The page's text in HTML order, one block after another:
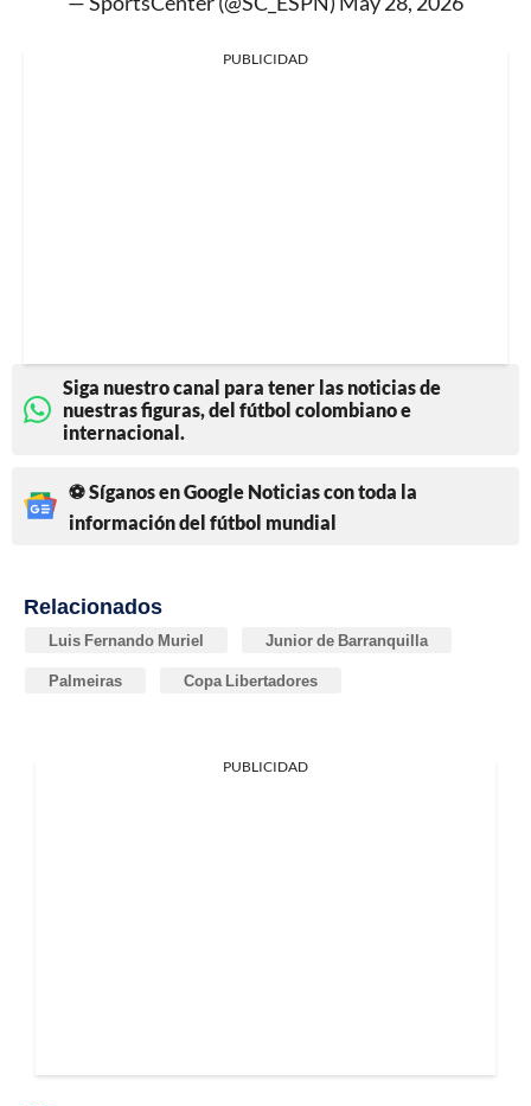
PUBLICIDAD
Siga nuestro canal para tener las noticias de
nuestras figuras, del fútbol colombiano e
internacional.
⚽ Síganos en Google Noticias con toda la
información del fútbol mundial
Relacionados
Luis Fernando Muriel Junior de Barranquilla
Palmeiras Copa Libertadores
PUBLICIDAD